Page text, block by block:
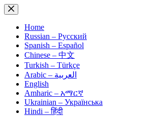
Skip
to
contentHome
Russian – Русский
Spanish – Español
Chinese – 中文
Turkish – Türkçe
Arabic – العربية
English
Amharic – አማርኛ
Ukrainian – Українська
Hindi – हिंदी